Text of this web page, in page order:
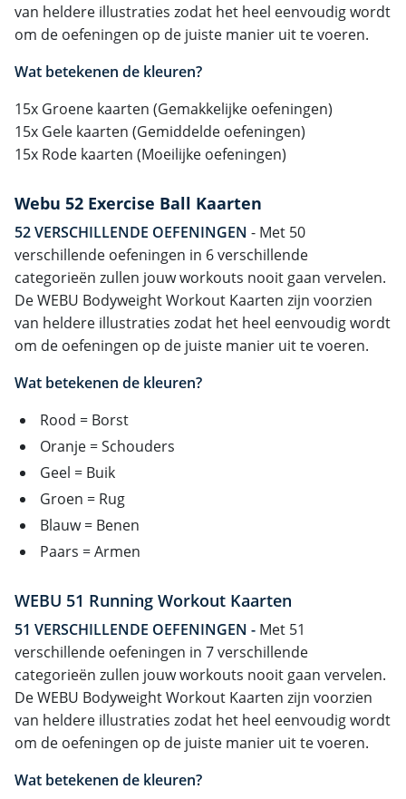
van heldere illustraties zodat het heel eenvoudig wordt
om de oefeningen op de juiste manier uit te voeren.
Wat betekenen de kleuren?
15x Groene kaarten (Gemakkelijke oefeningen)
15x Gele kaarten (Gemiddelde oefeningen)
15x Rode kaarten (Moeilijke oefeningen)
Webu 52 Exercise Ball Kaarten
52 VERSCHILLENDE OEFENINGEN - Met 50
verschillende oefeningen in 6 verschillende
categorieën zullen jouw workouts nooit gaan vervelen.
De WEBU Bodyweight Workout Kaarten zijn voorzien
van heldere illustraties zodat het heel eenvoudig wordt
om de oefeningen op de juiste manier uit te voeren.
Wat betekenen de kleuren?
Rood = Borst
Oranje = Schouders
Geel = Buik
Groen = Rug
Blauw = Benen
Paars = Armen
WEBU 51 Running Workout Kaarten
51 VERSCHILLENDE OEFENINGEN - Met 51
verschillende oefeningen in 7 verschillende
categorieën zullen jouw workouts nooit gaan vervelen.
De WEBU Bodyweight Workout Kaarten zijn voorzien
van heldere illustraties zodat het heel eenvoudig wordt
om de oefeningen op de juiste manier uit te voeren.
Wat betekenen de kleuren?